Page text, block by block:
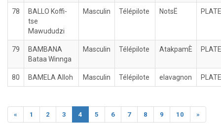
78
BALLO Koffi-
tse
Mawududzi
Masculin Télépilote NotsË
79
BAMBANA
Bataa Winnga
Masculin Télépilote AtakpamÈ
80 BAMELA Alloh Masculin Télépilote elavagnon
« 1 2 3 4 5 6 7 8 9 10 »